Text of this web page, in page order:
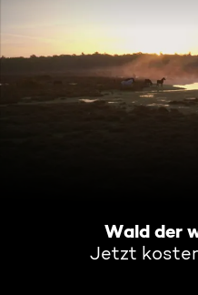
Wald der
Jetzt